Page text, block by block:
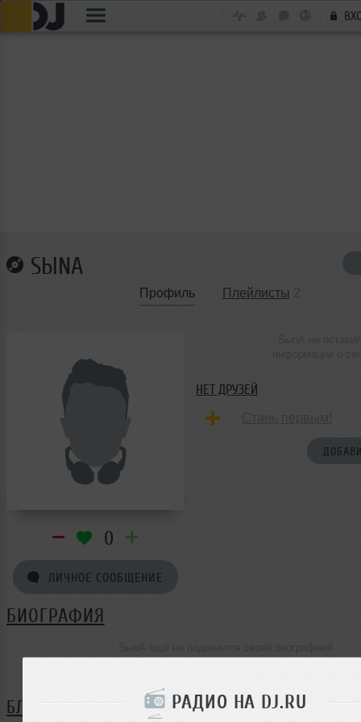
РАДИО НА DJ.RU
SЫNА
Профиль Плейлисты
0
ЛИЧНОЕ СООБЩЕНИЕ
НЕТ ДРУЗЕЙ
БИОГРАФИЯ
БЛОГ